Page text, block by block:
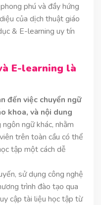
phú và đầy hứng
của dịch thuật giáo
& E-learning uy tín
E-learning là
đến việc chuyển ngữ
khoa, và nội dung
ngữ khác, nhằm
trên toàn cầu có thể
tập một cách dễ
sử dụng công nghệ
trình đào tạo qua
cập tài liệu học tập từ